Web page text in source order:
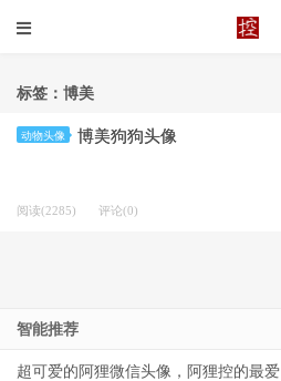
标签：博美
动物头像 博美狗狗头像
阅读(2285) 评论(0)
智能推荐
超可爱的阿狸微信头像，阿狸控的最爱